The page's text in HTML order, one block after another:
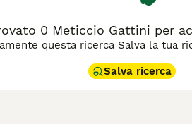
0 Meticcio Gattini per
questa ricerca Salva la tua
Salva ricerca